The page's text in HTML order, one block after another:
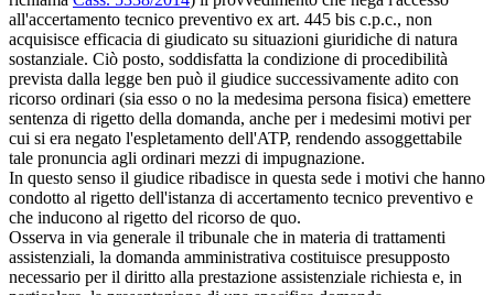
all'accertamento tecnico preventivo ex art. 445 bis c.p.c., non
acquisisce efficacia di giudicato su situazioni giuridiche di natura
sostanziale. Ciò posto, soddisfatta la condizione di procedibilità
prevista dalla legge ben può il giudice successivamente adito con
ricorso ordinari (sia esso o no la medesima persona fisica) emettere
sentenza di rigetto della domanda, anche per i medesimi motivi per
cui si era negato l'espletamento dell'ATP, rendendo assoggettabile
tale pronuncia agli ordinari mezzi di impugnazione.
In questo senso il giudice ribadisce in questa sede i motivi che hanno
condotto al rigetto dell'istanza di accertamento tecnico preventivo e
che inducono al rigetto del ricorso de quo.
Osserva in via generale il tribunale che in materia di trattamenti
assistenziali, la domanda amministrativa costituisce presupposto
necessario per il diritto alla prestazione assistenziale richiesta e, in